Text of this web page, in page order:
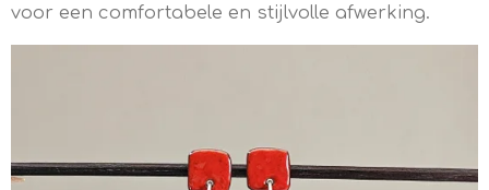
voor een comfortabele en stijlvolle afwerking.